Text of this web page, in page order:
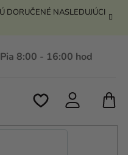
DORUČENÉ NASLEDUJÚCI